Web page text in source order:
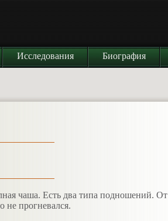
Исследования Биография
чаша. Есть два типа подношений. От
не прогневался.